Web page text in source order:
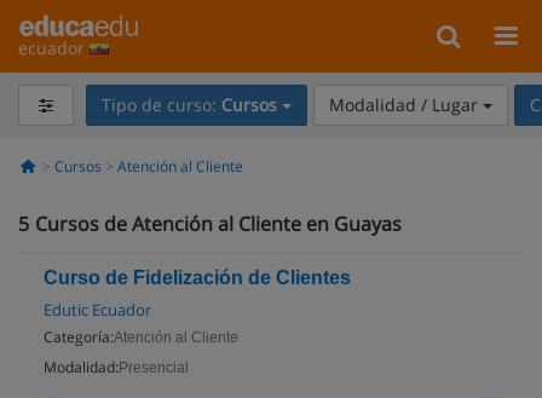
ecuador
Tipo de curso: Cursos Modalidad / Lugar
Cursos Atención al Cliente
5 Cursos de Atención al Cliente en Guayas
Curso de Fidelización de Clientes
Edutic Ecuador
Categoría:Atención al Cliente
Modalidad: Presencial